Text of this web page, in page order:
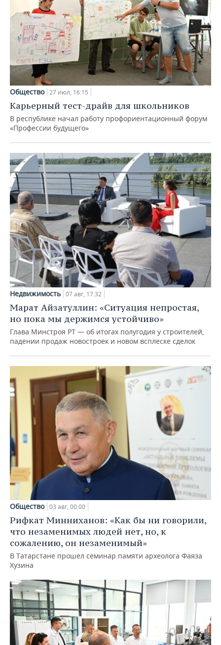
Общество 27 июл, 16:15
Карьерный тест-драйв для школьников
В республике начал работу профориентационный форум
«Профессии будущего»
Недвижимость 07 авг, 17:32
Марат Айзатуллин: «Ситуация непростая,
но пока мы держимся устойчиво»
Глава Минстроя РТ — об итогах полугодия у строителей,
падении продаж новостроек и новом всплеске сделок
Общество 03 авг, 00:00
Рифкат Минниханов: «Как бы ни говорили,
что незаменимых людей нет, но, к
сожалению, он незаменимый»
В Татарстане прошел семинар памяти археолога Фаяза
Хузина